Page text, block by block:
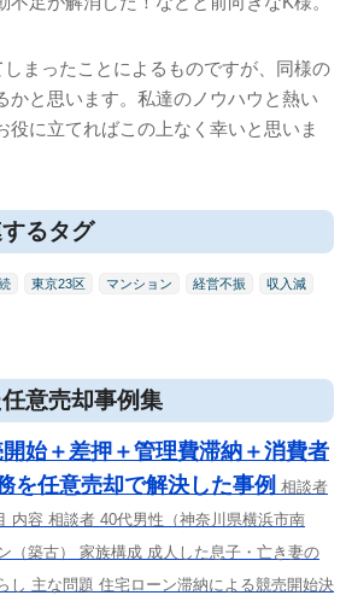
まったことによるものですが、同様の
かと思います。私達のノウハウと熱い
役に立てればこの上なく幸いと思いま
るタグ
東京23区 マンション 経営不振 収入減
意売却事例集
始＋差押＋管理費滞納＋消費者
を任意売却で解決した事例 相談者
内容 相談者 40代男性（神奈川県横浜市南
（築古） 家族構成 成人した息子・亡き妻の
し 主な問題 住宅ローン滞納による競売開始決